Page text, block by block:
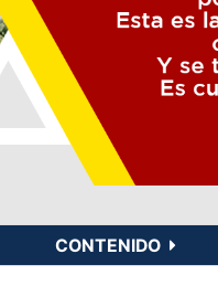
CONTENIDO